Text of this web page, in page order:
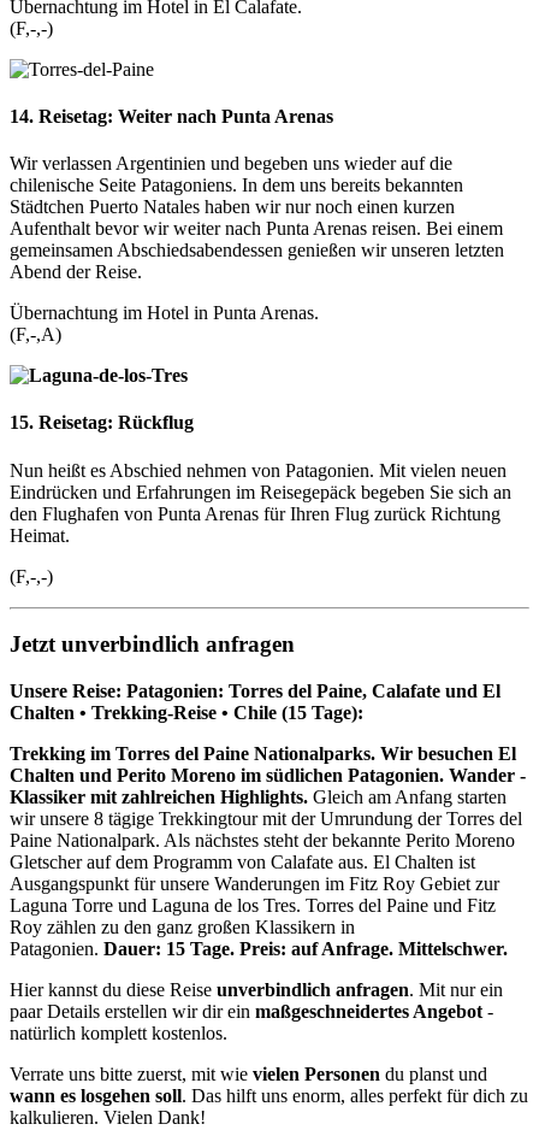
Übernachtung im Hotel in El Calafate.
(F,-,-)
14. Reisetag: Weiter nach Punta Arenas
Wir verlassen Argentinien und begeben uns wieder auf die
chilenische Seite Patagoniens. In dem uns bereits bekannten
Städtchen Puerto Natales haben wir nur noch einen kurzen
Aufenthalt bevor wir weiter nach Punta Arenas reisen. Bei einem
gemeinsamen Abschiedsabendessen genießen wir unseren letzten
Abend der Reise.
Übernachtung im Hotel in Punta Arenas.
(F,-,A)
15. Reisetag: Rückflug
Nun heißt es Abschied nehmen von Patagonien. Mit vielen neuen
Eindrücken und Erfahrungen im Reisegepäck begeben Sie sich an
den Flughafen von Punta Arenas für Ihren Flug zurück Richtung
Heimat.
(F,-,-)
Jetzt unverbindlich anfragen
Unsere Reise: Patagonien: Torres del Paine, Calafate und El
Chalten • Trekking-Reise • Chile (15 Tage):
Trekking im Torres del Paine Nationalparks. Wir besuchen El
Chalten und Perito Moreno im südlichen Patagonien. Wander -
Klassiker mit zahlreichen Highlights. Gleich am Anfang starten
wir unsere 8 tägige Trekkingtour mit der Umrundung der Torres del
Paine Nationalpark. Als nächstes steht der bekannte Perito Moreno
Gletscher auf dem Programm von Calafate aus. El Chalten ist
Ausgangspunkt für unsere Wanderungen im Fitz Roy Gebiet zur
Laguna Torre und Laguna de los Tres. Torres del Paine und Fitz
Roy zählen zu den ganz großen Klassikern in
Patagonien. Dauer: 15 Tage. Preis: auf Anfrage. Mittelschwer.
Hier kannst du diese Reise unverbindlich anfragen. Mit nur ein
paar Details erstellen wir dir ein maßgeschneidertes Angebot -
natürlich komplett kostenlos.
Verrate uns bitte zuerst, mit wie vielen Personen du planst und
wann es losgehen soll. Das hilft uns enorm, alles perfekt für dich zu
kalkulieren. Vielen Dank!